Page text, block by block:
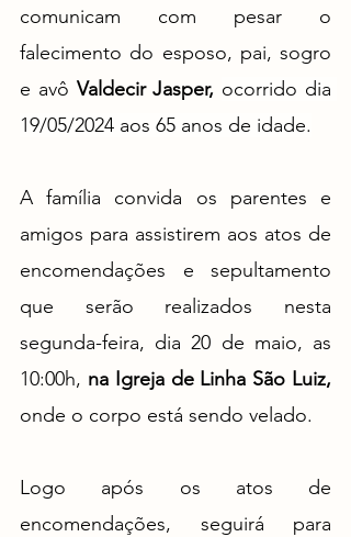
comunicam com pesar o
falecimento do esposo, pai, sogro
e avô Valdecir Jasper, ocorrido dia
19/05/2024 aos 65 anos de idade.
A família convida os parentes e
amigos para assistirem aos atos de
encomendações e sepultamento
que serão realizados nesta
segunda-feira, dia 20 de maio, as
10:00h,
onde o corpo está sendo velado.
Logo após os atos de
encomendações, seguirá para